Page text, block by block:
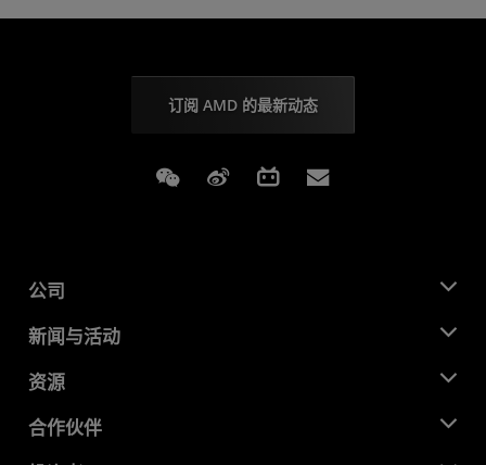
订阅 AMD 的最新动态
Weixin Weibo Bilibili
公司
关于 AMD
企业责任
就业机会
联系我们
新闻与活动
新闻中心
媒体库
资源
开发中心
合作伙伴